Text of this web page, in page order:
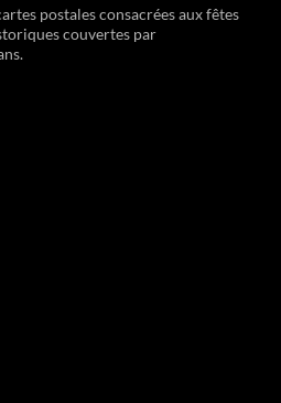
postales consacrées aux fêtes
couvertes par